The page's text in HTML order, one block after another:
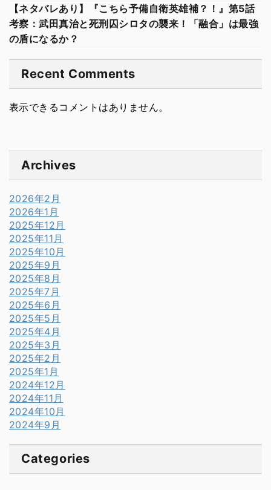
【ネタバレあり】『こちら予備自衛英雄補？！』第5話
考察：武田真治と死刑囚シロタの襲来！「融合」は最強
の盾になるか？
Recent Comments
表示できるコメントはありません。
Archives
2026年2月
2026年1月
2025年12月
2025年11月
2025年10月
2025年9月
2025年8月
2025年7月
2025年6月
2025年5月
2025年4月
2025年3月
2025年2月
2025年1月
2024年12月
2024年11月
2024年10月
2024年9月
Categories